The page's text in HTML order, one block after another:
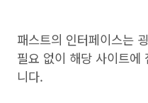
패스트의 인터페이스는
필요 없이 해당 사이트에
니다.